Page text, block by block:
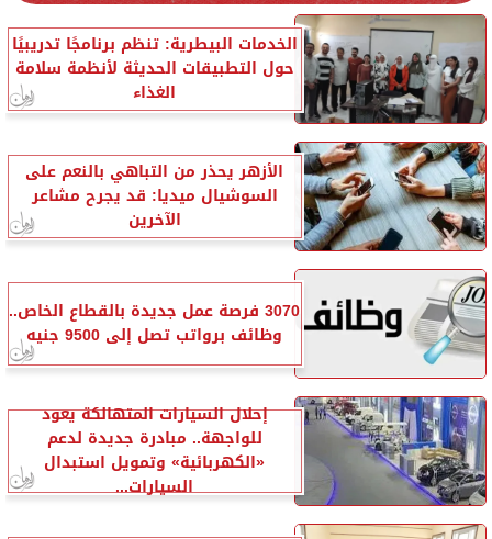
الخدمات البيطرية: تنظم برنامجًا تدريبيًا
حول التطبيقات الحديثة لأنظمة سلامة
الغذاء
الأزهر يحذر من التباهي بالنعم على
السوشيال ميديا: قد يجرح مشاعر
الآخرين
3070 فرصة عمل جديدة بالقطاع الخاص..
وظائف برواتب تصل إلى 9500 جنيه
إحلال السيارات المتهالكة يعود
للواجهة.. مبادرة جديدة لدعم
«الكهربائية» وتمويل استبدال
السيارات...